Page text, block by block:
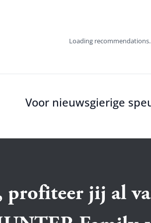
Loading
Voor nieuwsgierige
profiteer jij al